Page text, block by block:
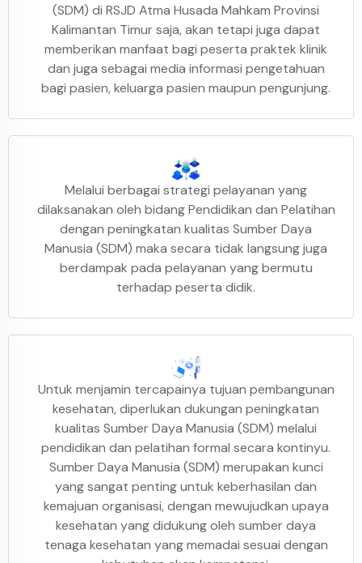
(SDM) di RSJD Atma Husada Mahkam Provinsi
Kalimantan Timur saja, akan tetapi juga dapat
memberikan manfaat bagi peserta praktek klinik
dan juga sebagai media informasi pengetahuan
bagi pasien, keluarga pasien maupun pengunjung.
Melalui berbagai strategi pelayanan yang
dilaksanakan oleh bidang Pendidikan dan Pelatihan
dengan peningkatan kualitas Sumber Daya
Manusia (SDM) maka secara tidak langsung juga
berdampak pada pelayanan yang bermutu
terhadap peserta didik.
Untuk menjamin tercapainya tujuan pembangunan
kesehatan, diperlukan dukungan peningkatan
kualitas Sumber Daya Manusia (SDM) melalui
pendidikan dan pelatihan formal secara kontinyu.
Sumber Daya Manusia (SDM) merupakan kunci
yang sangat penting untuk keberhasilan dan
kemajuan organisasi, dengan mewujudkan upaya
kesehatan yang didukung oleh sumber daya
tenaga kesehatan yang memadai sesuai dengan